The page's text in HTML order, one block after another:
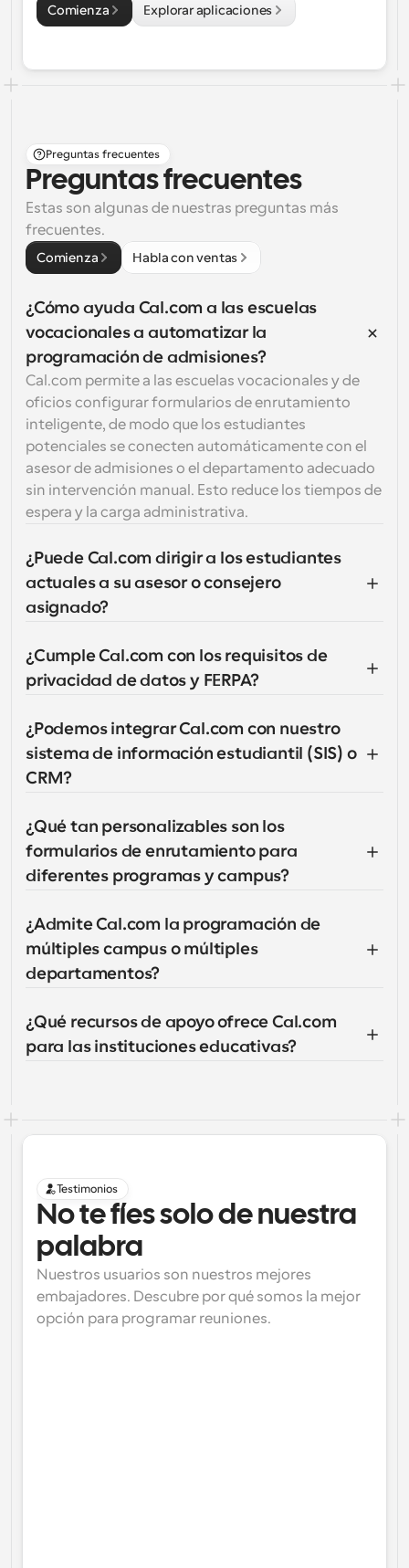
Comienza Explorar aplicaciones
Preguntas frecuentes
Preguntas frecuentes
Estas son algunas de nuestras preguntas más
frecuentes.
Comienza Habla con ventas
¿Cómo ayuda Cal.com a las escuelas
vocacionales a automatizar la
programación de admisiones?
Cal.com permite a las escuelas vocacionales y de
oficios configurar formularios de enrutamiento
inteligente, de modo que los estudiantes
potenciales se conecten automáticamente con el
asesor de admisiones o el departamento adecuado
sin intervención manual. Esto reduce los tiempos de
espera y la carga administrativa.
¿Puede Cal.com dirigir a los estudiantes
actuales a su asesor o consejero
asignado?
¿Cumple Cal.com con los requisitos de
privacidad de datos y FERPA?
¿Podemos integrar Cal.com con nuestro
sistema de información estudiantil (SIS) o
CRM?
¿Qué tan personalizables son los
formularios de enrutamiento para
diferentes programas y campus?
¿Admite Cal.com la programación de
múltiples campus o múltiples
departamentos?
¿Qué recursos de apoyo ofrece Cal.com
para las instituciones educativas?
Testimonios
No te fíes solo de nuestra
palabra
Nuestros usuarios son nuestros mejores
embajadores. Descubre por qué somos la mejor
opción para programar reuniones.